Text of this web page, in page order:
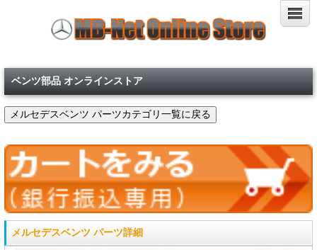
ベンツ部品 オンラインストア
メルセデスベンツ パーツ詳細